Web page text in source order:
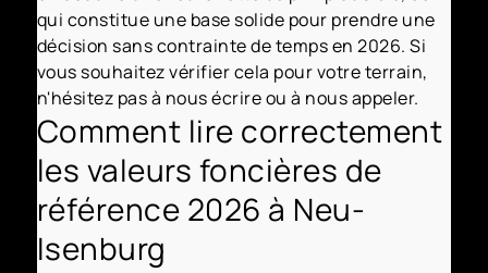
qui constitue une base solide pour prendre une
décision sans contrainte de temps en 2026. Si
vous souhaitez vérifier cela pour votre terrain,
n'hésitez pas à nous écrire ou à nous appeler.
Comment lire correctement
les valeurs foncières de
référence 2026 à Neu-
Isenburg